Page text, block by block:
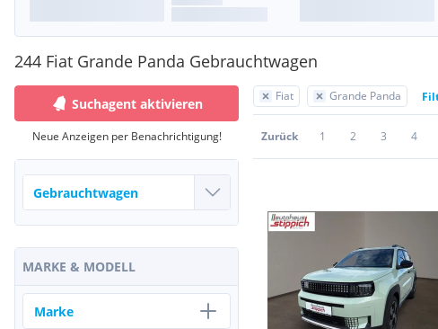
244 Fiat Grande Panda Gebrauchtwagen
Fiat Grande Panda
Zurück 1 2 3 4
Suchagent aktivieren
Neue Anzeigen per Benachrichtigung!
MARKE & MODELL
Marke